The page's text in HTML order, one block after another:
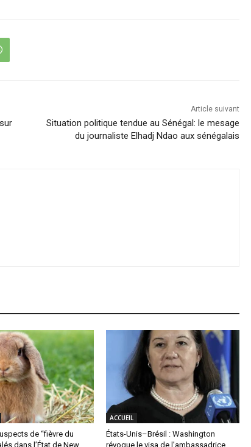
Article suivant
Situation politique tendue au Sénégal: le mesage
du journaliste Elhadj Ndao aux sénégalais
de “fièvre du
dans l’État de New
ACCUEIL
États-Unis–Brésil : Washington
révoque le visa de l’ambassadrice